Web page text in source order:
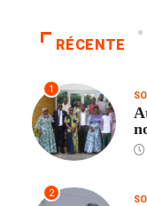
RÉCENTE
1
2